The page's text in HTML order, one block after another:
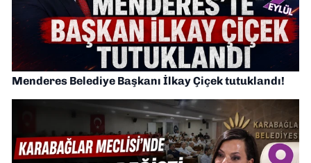
Menderes Belediye Başkanı İlkay Çiçek tutuklandı!